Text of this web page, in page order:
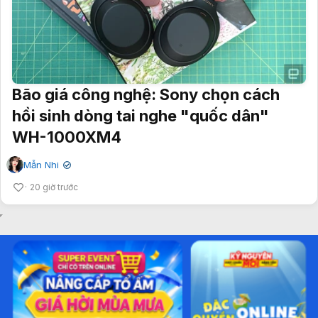
Bão giá công nghệ: Sony chọn cách
hồi sinh dòng tai nghe "quốc dân"
WH-1000XM4
Mẫn Nhi ✔
20 giờ trước